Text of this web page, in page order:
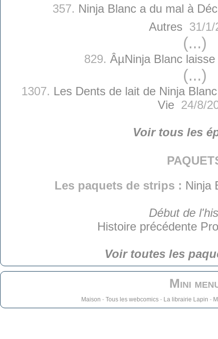
357. Ninja Blanc a du mal à
Autres 31/1/
(...)
829. ÂµNinja Blanc
(...)
1307. Les Dents de lait de Ninja
Vie24/8/
Voir tous les
Les paquets de strips : Ninja
Début de
Histoire précédente
Voir toutes les
Mini
Maison - Tous les webcomics- La librairie Lapin -